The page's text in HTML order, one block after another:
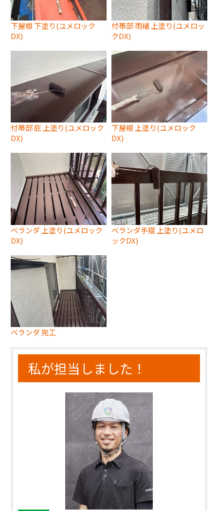
下屋根 下塗り(ユメロック
DX)
付帯部 雨樋 上塗り(ユメロッ
クDX)
付帯部 庇 上塗り(ユメロック
DX)
下屋根 上塗り(ユメロック
DX)
ベランダ 上塗り(ユメロック
DX)
ベランダ手摺 上塗り(ユメロ
ックDX)
ベランダ 完工
私が担当しました！